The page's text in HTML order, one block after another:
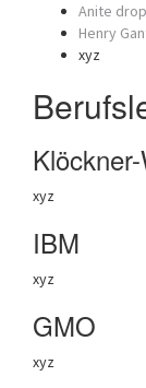
Anite
Henry
xyz
xyz
IBM
xyz
GMO
xyz